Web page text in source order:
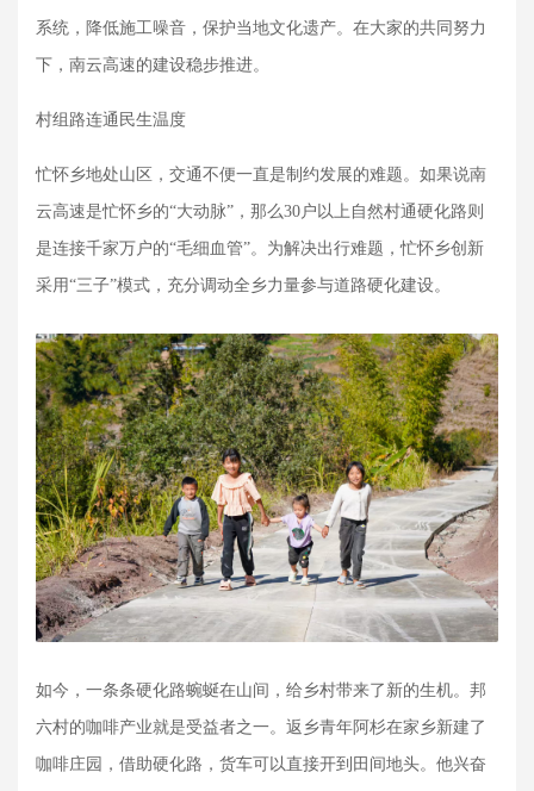
系统，降低施工噪音，保护当地文化遗产。在大家的共同努力
下，南云高速的建设稳步推进。
村组路连通民生温度
忙怀乡地处山区，交通不便一直是制约发展的难题。如果说南
云高速是忙怀乡的“大动脉”，那么30户以上自然村通硬化路则
是连接千家万户的“毛细血管”。为解决出行难题，忙怀乡创新
采用“三子”模式，充分调动全乡力量参与道路硬化建设。
如今，一条条硬化路蜿蜒在山间，给乡村带来了新的生机。邦
六村的咖啡产业就是受益者之一。返乡青年阿杉在家乡新建了
咖啡庄园，借助硬化路，货车可以直接开到田间地头。他兴奋